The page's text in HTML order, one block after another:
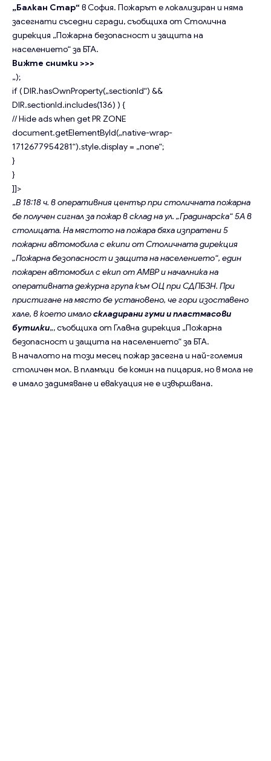
„Балкан Стар“ в София. Пожарът е локализиран и няма
засегнати съседни сгради, съобщиха от Столична
дирекция „Пожарна безопасност и защита на
населението“ за БТА.
Вижте снимки >>>
„);
if ( DIR.hasOwnProperty(„sectionId“) &&
DIR.sectionId.includes(136) ) {
// Hide ads when get PR ZONE
document.getElementById(„native-wrap-
1712677954281“).style.display = „none“;
}
}
]]>
„В 18:18 ч. в оперативния център при столичната пожарна
бе получен сигнал за пожар в склад на ул. „Градинарска“ 5А в
столицата. На мястото на пожара бяха изпратени 5
пожарни автомобила с екипи от Столичната дирекция
„Пожарна безопасност и защита на населението“, един
пожарен автомобил с екип от АМВР и началника на
оперативната дежурна група към ОЦ при СДПБЗН. При
пристигане на място бе установено, че гори изоставено
хале, в което ималоскладирани гуми и пластмасови
бутилки„, съобщиха от Главна дирекция „Пожарна
безопасност и защита на населението“ за БТА.
В началото на този месец пожар засегна и най-големия
столичен мол. В пламъци бе комин на пицария, но в мола не
е имало задимяване и евакуация не е извършвана.